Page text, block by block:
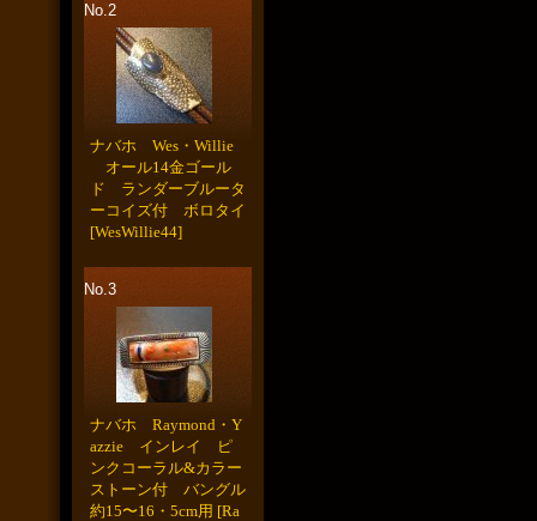
No.2
ナバホ Wes・Willie
オール14金ゴール
ド ランダーブルータ
ーコイズ付 ボロタイ
[WesWillie44]
No.3
ナバホ Raymond・Y
azzie インレイ ピ
ンクコーラル&カラー
ストーン付 バングル
約15〜16・5cm用 [Ra